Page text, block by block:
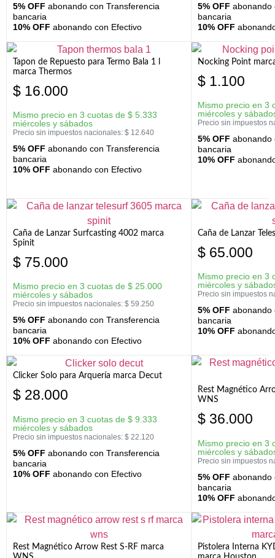
5% OFF abonando con Transferencia
bancaria
10% OFF abonando con Efectivo
5% OFF abonando
bancaria
10% OFF
Tapon de Repuesto para Termo Bala 1 l
marca Thermos
$ 16.000
Mismo precio en 3 cuotas de $ 5.333
miércoles y sábados
Precio sin impuestos nacionales: $ 12.640
5% OFF abonando con Transferencia
bancaria
10% OFF abonando con Efectivo
Nocking Point
$ 1.100
Mismo precio en 3
miércoles y
Precio sin impuestos
5% OFF abonando
bancaria
10% OFF
Caña de Lanzar Surfcasting 4002 marca
Spinit
$ 75.000
Mismo precio en 3 cuotas de $ 25.000
miércoles y sábados
Precio sin impuestos nacionales: $ 59.250
5% OFF abonando con Transferencia
bancaria
10% OFF abonando con Efectivo
Caña de Lanzar
$ 65.000
Mismo precio en 3
miércoles y
Precio sin impuestos
5% OFF abonando
bancaria
10% OFF
Clicker Solo para Arquería marca Decut
$ 28.000
Mismo precio en 3 cuotas de $ 9.333
miércoles y sábados
Precio sin impuestos nacionales: $ 22.120
5% OFF abonando con Transferencia
bancaria
10% OFF abonando con Efectivo
Rest Magnético
WNS
$ 36.000
Mismo precio en 3
miércoles y
Precio sin impuestos
5% OFF abonando
bancaria
10% OFF
Rest Magnético Arrow Rest S-RF marca
Pistolera Interna